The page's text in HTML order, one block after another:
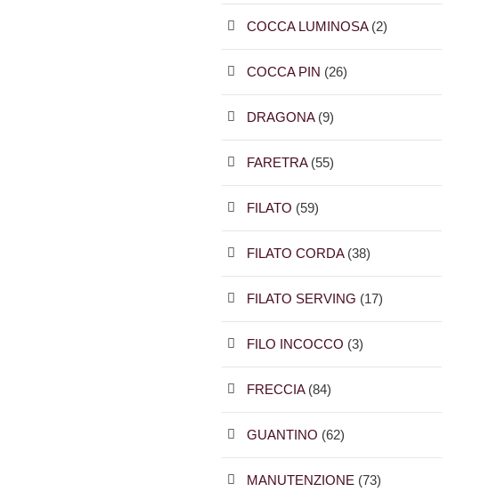
COCCA LUMINOSA (2)
COCCA PIN (26)
DRAGONA (9)
FARETRA (55)
FILATO (59)
FILATO CORDA (38)
FILATO SERVING (17)
FILO INCOCCO (3)
FRECCIA (84)
GUANTINO (62)
MANUTENZIONE (73)